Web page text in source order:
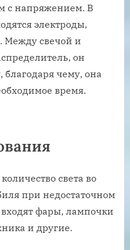
с напряжением. В
электроды,
Между свечой и
он
благодаря чему, она
время.
света во
при недостаточном
фары, лампочки
и другие.